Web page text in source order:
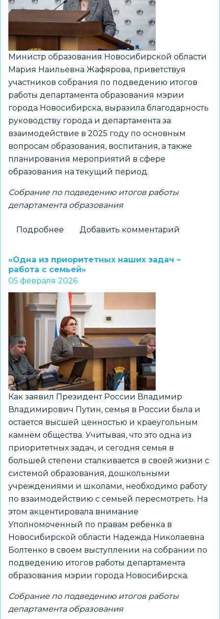
из
других
регионов»
Министр образования Новосибирской области
Мария Наильевна Жафярова, приветствуя
участников собрания по подведению итогов
работы департамента образования мэрии
города Новосибирска, выразила благодарность
руководству города и департамента за
взаимодействие в 2025 году по основным
вопросам образования, воспитания, а также
планирования мероприятий в сфере
образования на текущий период.
Собрание по подведению итогов работы
департамента образования
Подробнее
2025
году
осуществлялась
при
взаимодействии
с
департаментом
и
муниципальной
системой
образования»
Добавить комментарий
«Одна из приоритетных наших задач –
работа с семьей»
05 февраля 2026
Как заявил Президент России Владимир
Владимирович Путин, семья в России была и
остается высшей ценностью и краеугольным
камнем общества. Учитывая, что это одна из
приоритетных задач, и сегодня семья в
большей степени сталкивается в своей жизни с
системой образования, дошкольными
учреждениями и школами, необходимо работу
по взаимодействию с семьей пересмотреть. На
этом акцентировала внимание
Уполномоченный по правам ребенка в
Новосибирской области Надежда Николаевна
Болтенко в своем выступлении на собрании по
подведению итогов работы департамента
образования мэрии города Новосибирска.
Собрание по подведению итогов работы
департамента образования